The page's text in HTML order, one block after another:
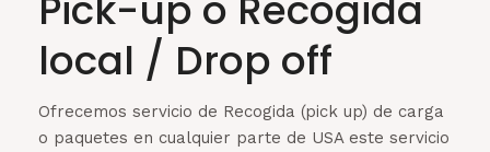
local / Drop off
Ofrecemos servicio de Recogida (pick up) de carga
o paquetes en cualquier parte de USA este servicio